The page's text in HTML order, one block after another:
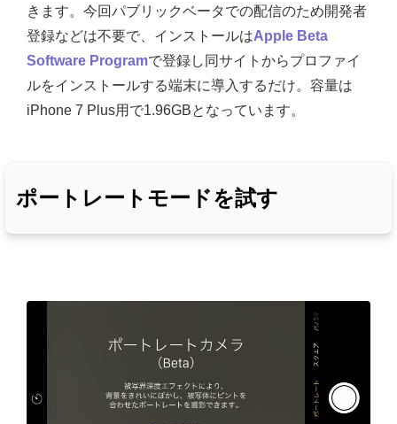
きます。今回パブリックベータでの配信のため開発者
登録などは不要で、インストールはApple Beta
Software Programで登録し同サイトからプロファイ
ルをインストールする端末に導入するだけ。容量は
iPhone 7 Plus用で1.96GBとなっています。
ポートレートモードを試す